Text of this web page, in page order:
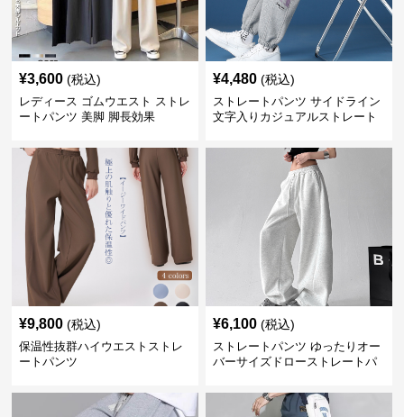
¥3,600 (税込)
レディース ゴムウエスト ストレ
ートパンツ 美脚 脚長効果
¥4,480 (税込)
ストレートパンツ サイドライン
文字入りカジュアルストレート
¥9,800 (税込)
保温性抜群ハイウエストストレ
ートパンツ
¥6,100 (税込)
ストレートパンツ ゆったりオー
バーサイズドローストレートパ